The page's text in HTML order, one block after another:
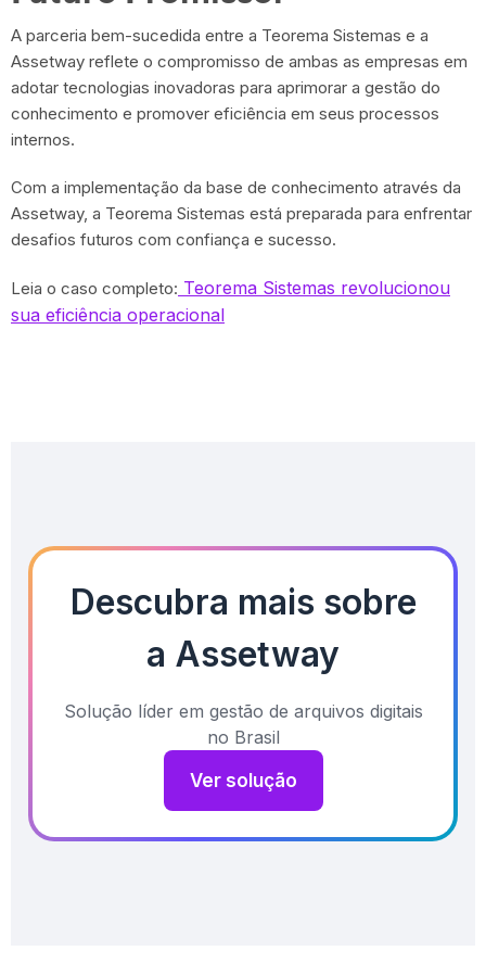
A parceria bem-sucedida entre a Teorema Sistemas e a
Assetway reflete o compromisso de ambas as empresas em
adotar tecnologias inovadoras para aprimorar a gestão do
conhecimento e promover eficiência em seus processos
internos.
Com a implementação da base de conhecimento através da
Assetway, a Teorema Sistemas está preparada para enfrentar
desafios futuros com confiança e sucesso.
Leia o caso completo: Teorema Sistemas revolucionou
sua eficiência operacional
Descubra mais sobre
a Assetway
Solução líder em gestão de arquivos digitais
no Brasil
Ver solução